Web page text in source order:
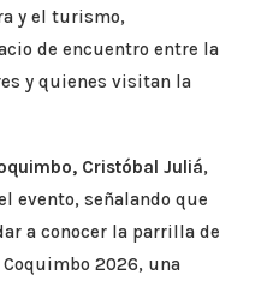
y el turismo,
de encuentro entre la
y quienes visitan la
Cristóbal Juliá,
evento, señalando que
a conocer la parrilla de
2026, una